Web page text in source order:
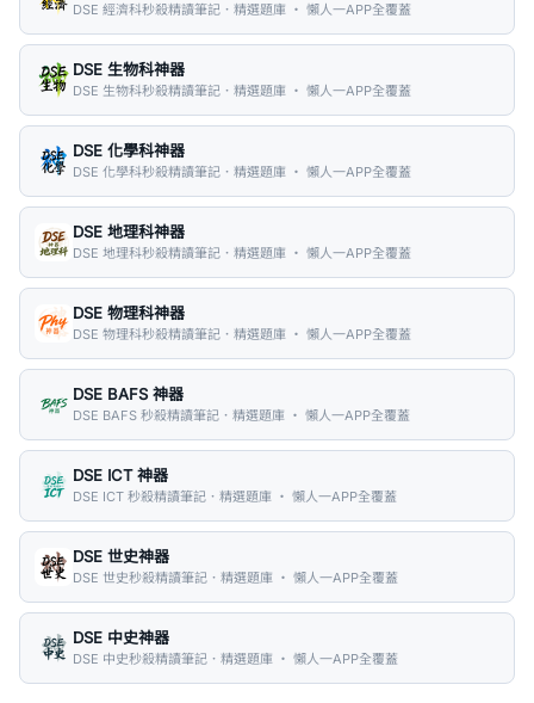
DSE 經濟科秒殺精讀筆記．精選題庫 ・ 懶人一APP全覆蓋
DSE 生物科神器
DSE 生物科秒殺精讀筆記．精選題庫 ・ 懶人一APP全覆蓋
DSE 化學科神器
DSE 化學科秒殺精讀筆記．精選題庫 ・ 懶人一APP全覆蓋
DSE 地理科神器
DSE 地理科秒殺精讀筆記．精選題庫 ・ 懶人一APP全覆蓋
DSE 物理科神器
DSE 物理科秒殺精讀筆記．精選題庫 ・ 懶人一APP全覆蓋
DSE BAFS 神器
DSE BAFS 秒殺精讀筆記．精選題庫 ・ 懶人一APP全覆蓋
DSE ICT 神器
DSE ICT 秒殺精讀筆記．精選題庫 ・ 懶人一APP全覆蓋
DSE 世史神器
DSE 世史秒殺精讀筆記．精選題庫 ・ 懶人一APP全覆蓋
DSE 中史神器
DSE 中史秒殺精讀筆記．精選題庫 ・ 懶人一APP全覆蓋